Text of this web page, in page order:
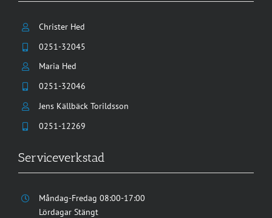
Christer Hed
0251-32045
Maria Hed
0251-32046
Jens Källbäck Torildsson
0251-12269
Serviceverkstad
Måndag-Fredag 08:00-17:00
Lördagar Stängt